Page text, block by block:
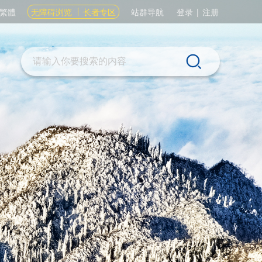
繁體 无障碍浏览 长者专区 站群导航 登录 | 注册